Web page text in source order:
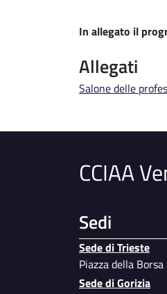
In allegato il
Allegati
File
Salone delle
CCIAA
Sedi
Sede di Trieste
Piazza della
Sede di Gorizia